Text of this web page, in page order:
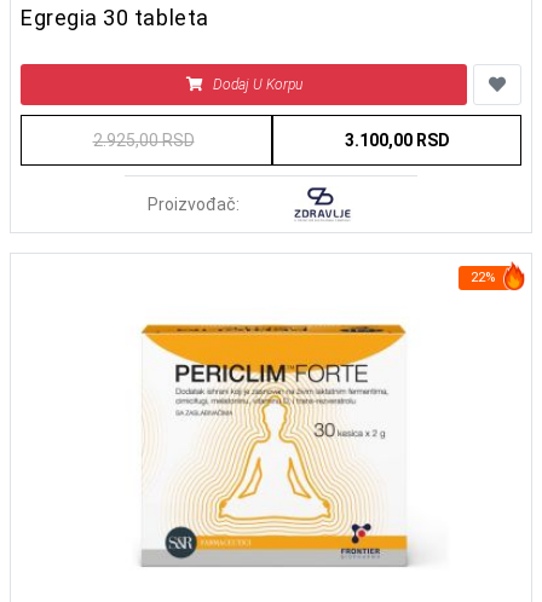
Egregia 30 tableta
Dodaj U Korpu
2.925,00 RSD 3.100,00 RSD
Proizvođač:
22%